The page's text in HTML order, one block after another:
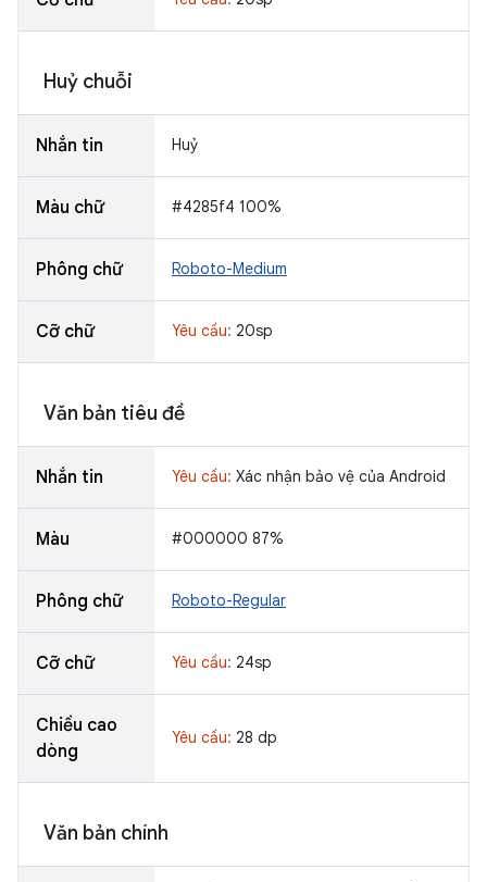
Huỷ chuỗi
Nhắn tin Huỷ
Màu chữ #4285f4 100%
Phông chữ Roboto-Medium
Cỡ chữ Yêu cầu: 20sp
Văn bản tiêu đề
Nhắn tin Yêu cầu: Xác nhận bảo vệ của Android
Màu #000000 87%
Phông chữ Roboto-Regular
Cỡ chữ Yêu cầu: 24sp
Chiều cao
dòng
Yêu cầu: 28 dp
Văn bản chính